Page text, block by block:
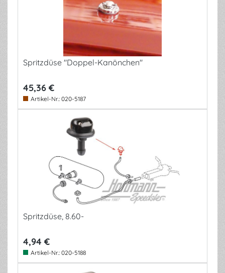
Spritzdüse "Doppel-Kanönchen"
45,36 €
Artikel-Nr.: 020-5187
Spritzdüse, 8.60-
4,94 €
Artikel-Nr.: 020-5188